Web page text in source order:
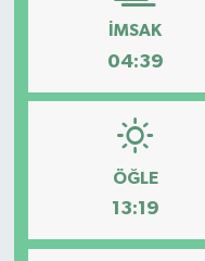
İMSAK
04:39
ÖĞLE
13:19